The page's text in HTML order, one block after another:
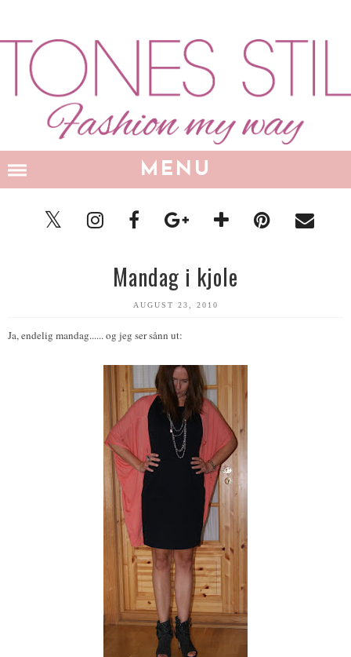
MENU
Mandag i kjole
AUGUST 23, 2010
Ja, endelig mandag...... og jeg ser sånn ut: